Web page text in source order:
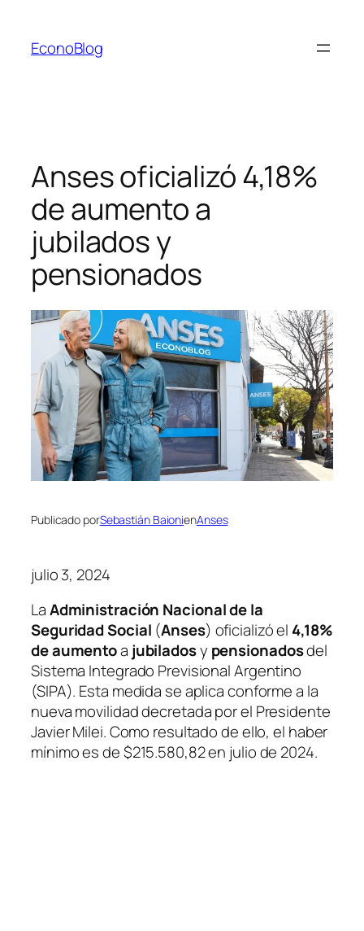
contenido
EconoBlog
Anses oficializó 4,18%
de aumento a
jubilados y
pensionados
Publicado porSebastián BaionienAnses
julio 3, 2024
LaAdministración Nacional de la
Seguridad Social (Anses) oficializó el 4,18%
de aumentoa jubiladosy pensionadosdel
Sistema Integrado Previsional Argentino
(SIPA). Esta medida se aplica conforme a la
nueva movilidad decretada por el Presidente
Javier Milei. Como resultado de ello, el haber
mínimo es de $215.580,82 en julio de 2024.